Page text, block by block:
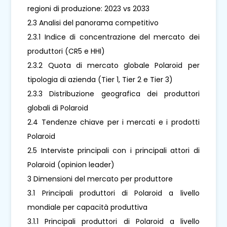
regioni di produzione: 2023 vs 2033
2.3 Analisi del panorama competitivo
2.3.1 Indice di concentrazione del mercato dei
produttori (CR5 e HHI)
2.3.2 Quota di mercato globale Polaroid per
tipologia di azienda (Tier 1, Tier 2 e Tier 3)
2.3.3 Distribuzione geografica dei produttori
globali di Polaroid
2.4 Tendenze chiave per i mercati e i prodotti
Polaroid
2.5 Interviste principali con i principali attori di
Polaroid (opinion leader)
3 Dimensioni del mercato per produttore
3.1 Principali produttori di Polaroid a livello
mondiale per capacità produttiva
3.1.1 Principali produttori di Polaroid a livello